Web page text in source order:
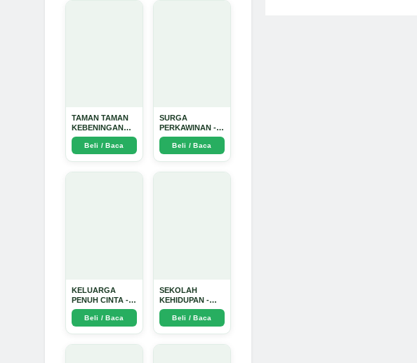
TAMAN TAMAN
KEBENINGAN
HATI - Arda
DinataBeli / Baca
SURGA
PERKAWINAN -
Arda Dinata
Beli / Baca
KELUARGA
PENUH CINTA -
Arda Dinata
Beli / Baca
SEKOLAH
KEHIDUPAN -
Arda Dinata
Beli / Baca